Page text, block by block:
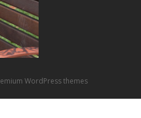
WordPress themes